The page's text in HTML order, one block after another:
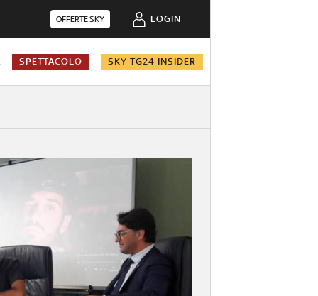
OFFERTE SKY LOGIN
SPETTACOLO SKY TG24 INSIDER